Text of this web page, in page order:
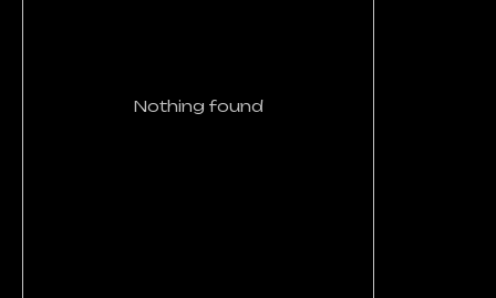
Nothing found